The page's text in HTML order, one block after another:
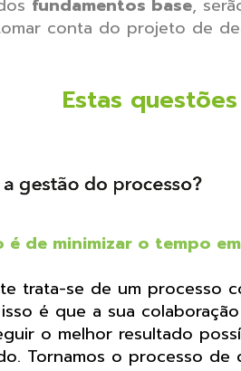
fundamentos base,
conta do projeto de
Estas
de minimizar o tempo
trata-se de um processo
é que a sua
o melhor resultado
Tornamos o processo de